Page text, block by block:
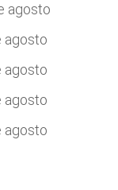
agosto
agosto
agosto
agosto
agosto